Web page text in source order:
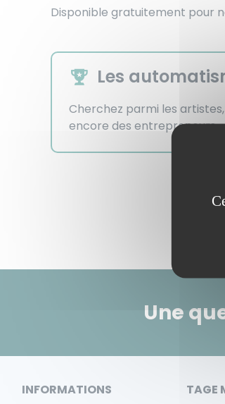
Disponible gratuitement pour
Les
Cherchez parmi les
encore des entrepreneurs.
Une
INFORMATIONS TAGE